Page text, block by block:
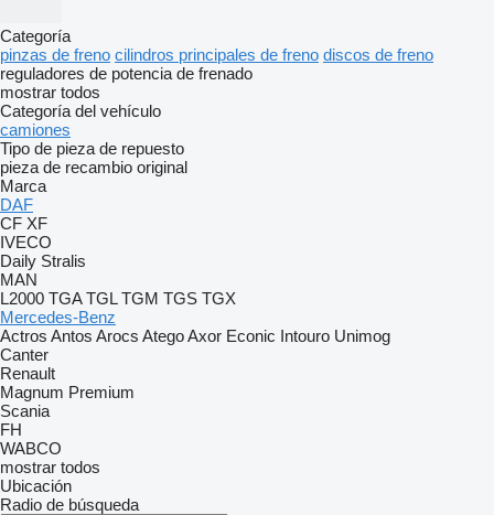
Categoría
pinzas de freno cilindros principales de freno discos de freno
reguladores de potencia de frenado
mostrar todos
Categoría del vehículo
camiones
Tipo de pieza de repuesto
pieza de recambio original
Marca
DAF
CF XF
IVECO
Daily Stralis
MAN
L2000 TGA TGL TGM TGS TGX
Mercedes-Benz
Actros Antos Arocs AtegoAxor Econic Intouro Unimog
Canter
Renault
Magnum Premium
Scania
FH
WABCO
mostrar todos
Ubicación
Radio de búsqueda